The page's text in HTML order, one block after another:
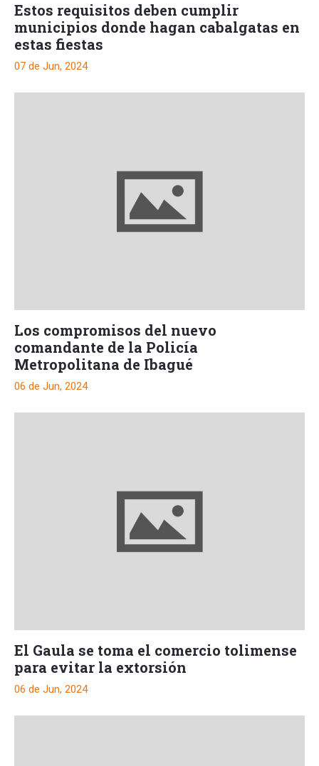
Estos requisitos deben cumplir
municipios donde hagan cabalgatas en
estas fiestas
07 de Jun, 2024
Los compromisos del nuevo
comandante de la Policía
Metropolitana de Ibagué
06 de Jun, 2024
El Gaula se toma el comercio tolimense
para evitar la extorsión
06 de Jun, 2024